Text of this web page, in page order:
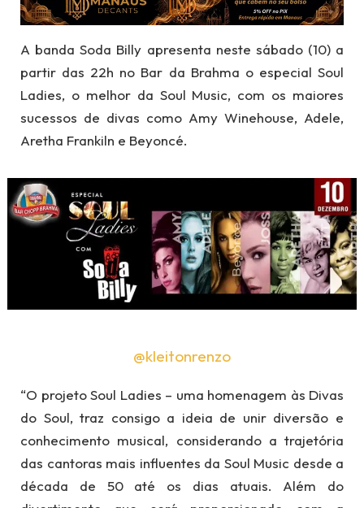
A banda Soda Billy apresenta neste sábado (10) a
partir das 22h no Bar da Brahma o especial Soul
Ladies, o melhor da Soul Music, com os maiores
sucessos de divas como Amy Winehouse, Adele,
Aretha Frankiln e Beyoncé.
@kleitonrenzo
“O projeto Soul Ladies – uma homenagem às Divas
do Soul, traz consigo a ideia de unir diversão e
conhecimento musical, considerando a trajetória
das cantoras mais influentes da Soul Music desde a
década de 50 até os dias atuais. Além do